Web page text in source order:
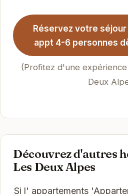
Réservez votre séjour
appt 4-6 personnes
(Profitez d'une
Deux
Découvrez d'autres
Les Deux Alpes
Si l' appartements